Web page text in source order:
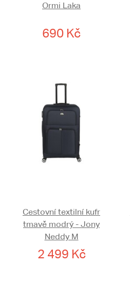
Ormi Laka
690 Kč
Cestovní textilní kufr
tmavě modrý - Jony
Neddy M
2 499 Kč